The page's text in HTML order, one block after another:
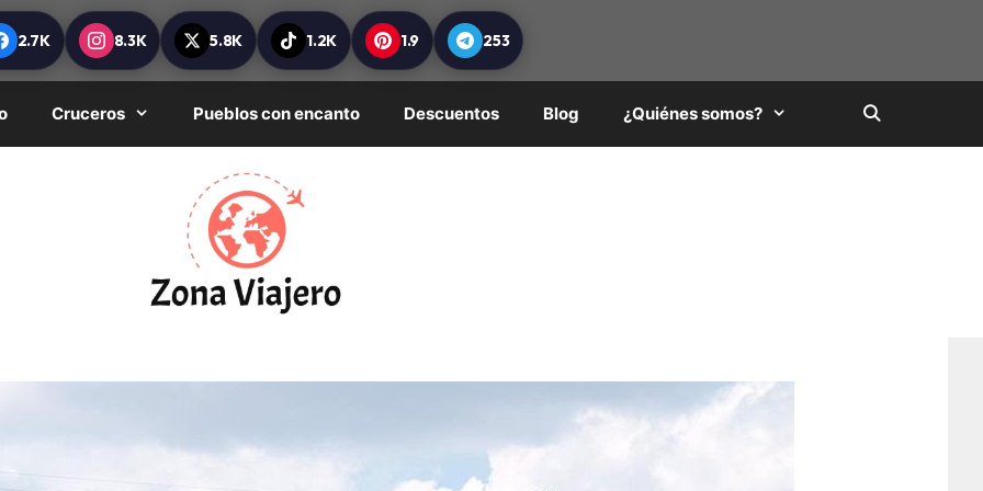
2.7K 8.3K 5.8K 1.2K 1.9 253
Cruceros Pueblos con encanto Descuentos Blog ¿Quiénes somos?